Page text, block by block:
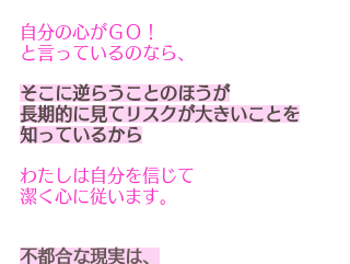
自分の心がＧＯ！
と言っているのなら、
そこに逆らうことのほうが
長期的に見てリスクが大きいことを
知っているから
わたしは自分を信じて
潔く心に従います。
不都合な現実は、